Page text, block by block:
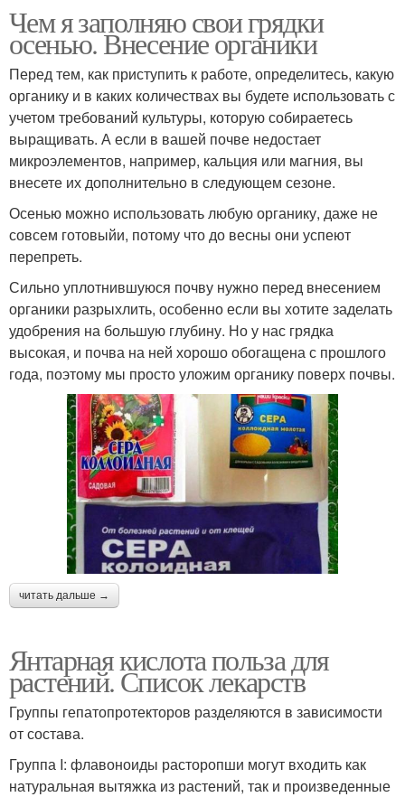
Чем я заполняю свои грядки
осенью. Внесение органики
Перед тем, как приступить к работе, определитесь, какую
органику и в каких количествах вы будете использовать с
учетом требований культуры, которую собираетесь
выращивать. А если в вашей почве недостает
микроэлементов, например, кальция или магния, вы
внесете их дополнительно в следующем сезоне.
Осенью можно использовать любую органику, даже не
совсем готовыйи, потому что до весны они успеют
перепреть.
Сильно уплотнившуюся почву нужно перед внесением
органики разрыхлить, особенно если вы хотите заделать
удобрения на большую глубину. Но у нас грядка
высокая, и почва на ней хорошо обогащена с прошлого
года, поэтому мы просто уложим органику поверх почвы.
читать дальше →
Янтарная кислота польза для
растений. Список лекарств
Группы гепатопротекторов разделяются в зависимости
от состава.
Группа I: флавоноиды расторопши могут входить как
натуральная вытяжка из растений, так и произведенные